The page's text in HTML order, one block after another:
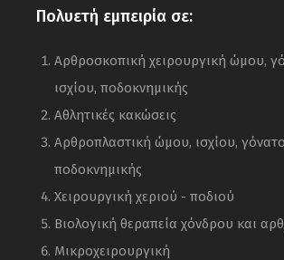
Πολυετή εμπειρία σε:
Αρθροσκοπική χειρουργική ώμου,
ισχίου, ποδοκνημικής
Αθλητικές κακώσεις
Αρθροπλαστική ώμου, ισχίου,
ποδοκνημικής
Χειρουργική χεριού - ποδιού
Βιολογική θεραπεία χόνδρου και
Μικροχειρουργική